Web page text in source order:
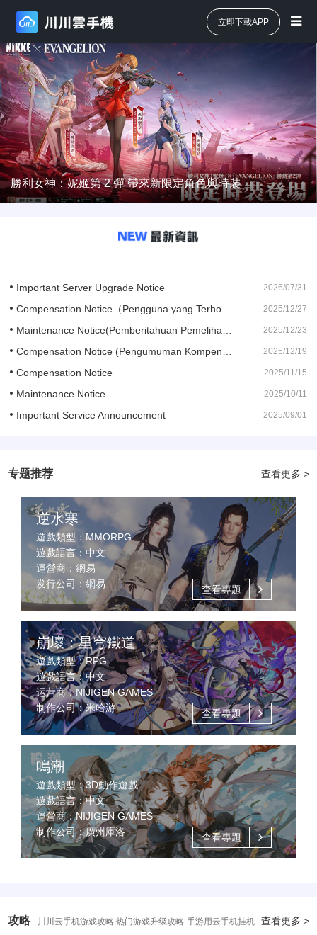
立即下載APP
勝利女神：妮姬第 2 彈 帶來新限定角色與時裝
Important Server Upgrade Notice 2026/07/31
Compensation Notice（Pengguna yang Terhormat） 2025/12/27
Maintenance Notice(Pemberitahuan Pemeliharaan) 2025/12/23
Compensation Notice (Pengumuman Kompensasi) 2025/12/19
Compensation Notice 2025/11/15
Maintenance Notice 2025/10/11
Important Service Announcement 2025/09/01
查看更多 >
专题推荐
逆水寒
遊戲類型：MMORPG
遊戲語言：中文
運營商：網易
发行公司：網易
查看專題
崩壞：星穹鐵道
遊戲類型：RPG
遊戲語言：中文
运营商：NIJIGEN GAMES
制作公司：米哈游
查看專題
鳴潮
遊戲類型：3D動作遊戲
遊戲語言：中文
運營商：NIJIGEN GAMES
制作公司：廣州庫洛
查看專題
查看更多 >
攻略
川川云手机游戏攻略|热门游戏升级攻略-手游用云手机挂机